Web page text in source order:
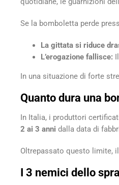
Se la bomboletta perde
La gittata si riduce
L’erogazione fallisce:
In una situazione di forte
Quanto dura una
In Italia, i produttori
2 ai 3 anni dalla data di
Oltrepassato questo limite,
I 3 nemici dello